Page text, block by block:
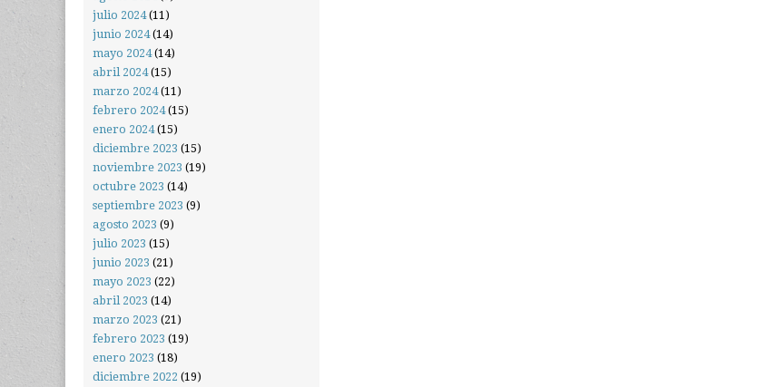
julio 2024(11)
junio 2024(14)
mayo 2024(14)
abril 2024(15)
marzo 2024(11)
febrero 2024(15)
enero 2024(15)
diciembre 2023 (15)
noviembre 2023 (19)
octubre 2023 (14)
septiembre 2023 (9)
agosto 2023 (9)
julio 2023 (15)
junio 2023 (21)
mayo 2023 (22)
abril 2023 (14)
marzo 2023 (21)
febrero 2023 (19)
enero 2023 (18)
diciembre 2022 (19)